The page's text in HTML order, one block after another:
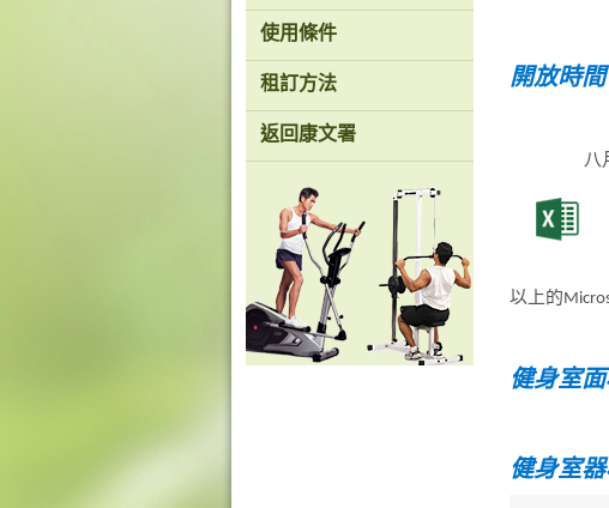
使用條件
租訂方法
返回康文署
開放時間
八
以上的
健身室
健身室